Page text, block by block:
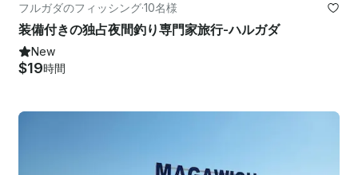
フルガダのフィッシング·10名様
装備付きの独占夜間釣り専門家旅行-ハルガダ
New
$19時間